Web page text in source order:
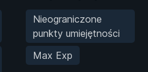
Nieograniczone
punkty umiejętności
Max Exp